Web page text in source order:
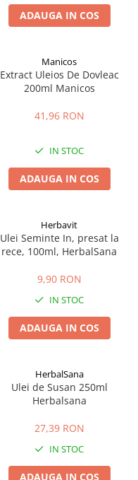
ADAUGA IN COS
Manicos
Extract Uleios De Dovleac
200ml Manicos
41,96 RON
IN STOC
ADAUGA IN COS
Herbavit
Ulei Seminte In, presat la
rece, 100ml, HerbalSana
9,90 RON
IN STOC
ADAUGA IN COS
HerbalSana
Ulei de Susan 250ml
Herbalsana
27,39 RON
IN STOC
ADAUGA IN COS